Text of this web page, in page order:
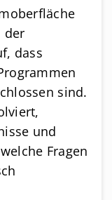
der
dass
sind.
und
Fragen